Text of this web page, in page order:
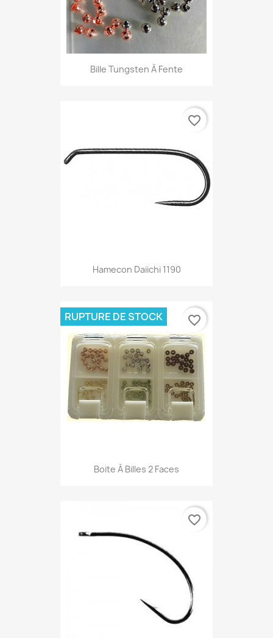
Bille Tungsten À Fente
Hamecon Daiichi 1190
favorite_border
Boite À Billes 2 Faces
RUPTURE DE STOCK favorite_border
favorite_border